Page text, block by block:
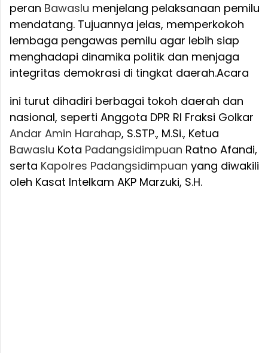
peran Bawaslu menjelang pelaksanaan pemilu
mendatang. Tujuannya jelas, memperkokoh
lembaga pengawas pemilu agar lebih siap
menghadapi dinamika politik dan menjaga
integritas demokrasi di tingkat daerah.Acara
ini turut dihadiri berbagai tokoh daerah dan
nasional, seperti Anggota DPR RI Fraksi Golkar
Andar Amin Harahap, S.STP., M.Si., Ketua
Bawaslu Kota Padangsidimpuan Ratno Afandi,
serta Kapolres Padangsidimpuan yang diwakili
oleh Kasat Intelkam AKP Marzuki, S.H.